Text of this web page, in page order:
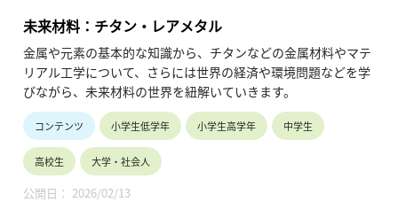
未来材料：チタン・レアメタル
金属や元素の基本的な知識から、チタンなどの金属材料やマテ
リアル工学について、さらには世界の経済や環境問題などを学
びながら、未来材料の世界を紐解いていきます。
コンテンツ 小学生低学年 小学生高学年 中学生
高校生 大学・社会人
公開日： 2026/02/13